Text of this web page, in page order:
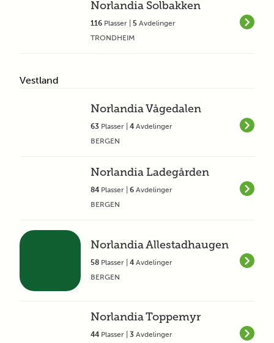
Norlandia Solbakken
116 Plasser | 5 Avdelinger
TRONDHEIM
Vestland
Norlandia Vågedalen
63 Plasser | 4 Avdelinger
BERGEN
Norlandia Ladegården
84 Plasser | 6 Avdelinger
BERGEN
Norlandia Allestadhaugen
58 Plasser | 4 Avdelinger
BERGEN
Norlandia Toppemyr
44 Plasser | 3 Avdelinger